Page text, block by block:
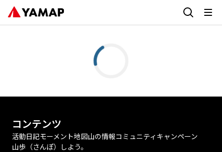
コンテンツ
活動日記モーメント地図山の情報コミュニティ キャンペーン
山歩（さんぽ）しよう。